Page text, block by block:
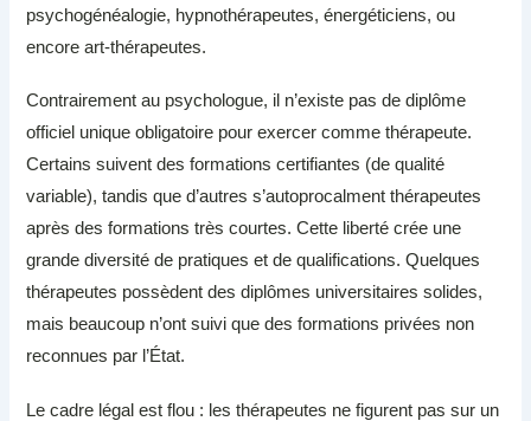
psychogénéalogie, hypnothérapeutes, énergéticiens, ou
encore art-thérapeutes.
Contrairement au psychologue, il n’existe pas de diplôme
officiel unique obligatoire pour exercer comme thérapeute.
Certains suivent des formations certifiantes (de qualité
variable), tandis que d’autres s’autoprocalment thérapeutes
après des formations très courtes. Cette liberté crée une
grande diversité de pratiques et de qualifications. Quelques
thérapeutes possèdent des diplômes universitaires solides,
mais beaucoup n’ont suivi que des formations privées non
reconnues par l’État.
Le cadre légal est flou : les thérapeutes ne figurent pas sur un